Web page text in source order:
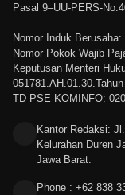
Pasal 9–UU-PERS-
Nomor Induk Berusaha:
Nomor Pokok Wajib
Keputusan Menteri
TD PSE KOMINFO:
Kantor Redaksi:
Kelurahan Duren
Jawa Barat.
Phone : +62 838